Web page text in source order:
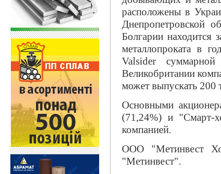
расположены в
Днепропетровской
Болгарии находится
металлопроката в
Valsider
Великобритании
может выпускать 200
Основными
(71,24%) и "Смарт-
компанией.
ООО "Метинвест
"Метинвест".